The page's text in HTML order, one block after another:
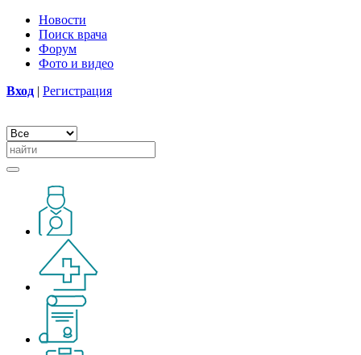
Новости
Поиск врача
Форум
Фото и видео
Вход | Регистрация